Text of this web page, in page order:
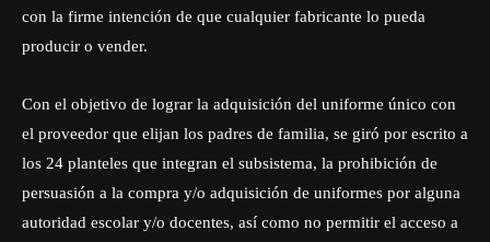
con la firme intención de que cualquier fabricante lo pueda
producir o vender.
Con el objetivo de lograr la adquisición del uniforme único con
el proveedor que elijan los padres de familia, se giró por escrito a
los 24 planteles que integran el subsistema, la prohibición de
persuasión a la compra y/o adquisición de uniformes por alguna
autoridad escolar y/o docentes, así como no permitir el acceso a